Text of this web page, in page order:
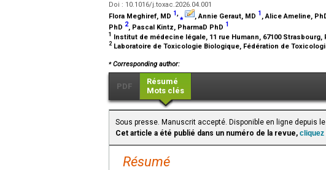
Doi : 10.1016/j.toxac.2026.04.001
Flora Meghiref, MD 1,⁎ , Annie Geraut, MD 1 , Alice Ameline,
PhD 2, Pascal Kintz, PharmaD PhD 1
1 Institut de médecine légale, 11 rue Humann, 67100 Strasbourg,
2 Laboratoire de Toxicologie Biologique, Fédération de
⁎Corresponding author:
PDF
Résumé
Mots clés
Sous presse. Manuscrit accepté. Disponible en ligne depuis
Cet article a été publié dans un numéro de la revue,
Résumé